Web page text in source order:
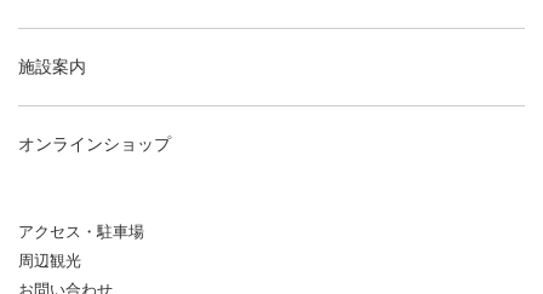
施設案内
オンラインショップ
アクセス・駐車場
周辺観光
お問い合わせ